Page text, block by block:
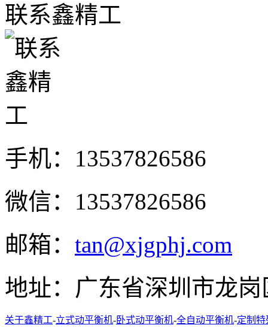
联系鑫精工
手机：13537826586
微信：13537826586
邮箱： tan@xjgphj.com
地址：广东省深圳市龙
关于鑫精工-立式动平衡机-卧式动平衡机-全自动平衡机-定制